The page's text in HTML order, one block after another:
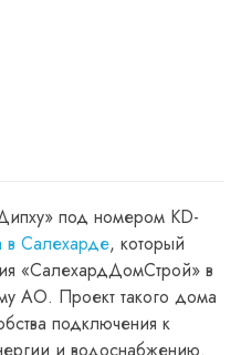
под номером KD-
в Салехарде, который
«СалехардДомСтрой» в
АО. Проект такого дома
подключения к
и водоснабжению.